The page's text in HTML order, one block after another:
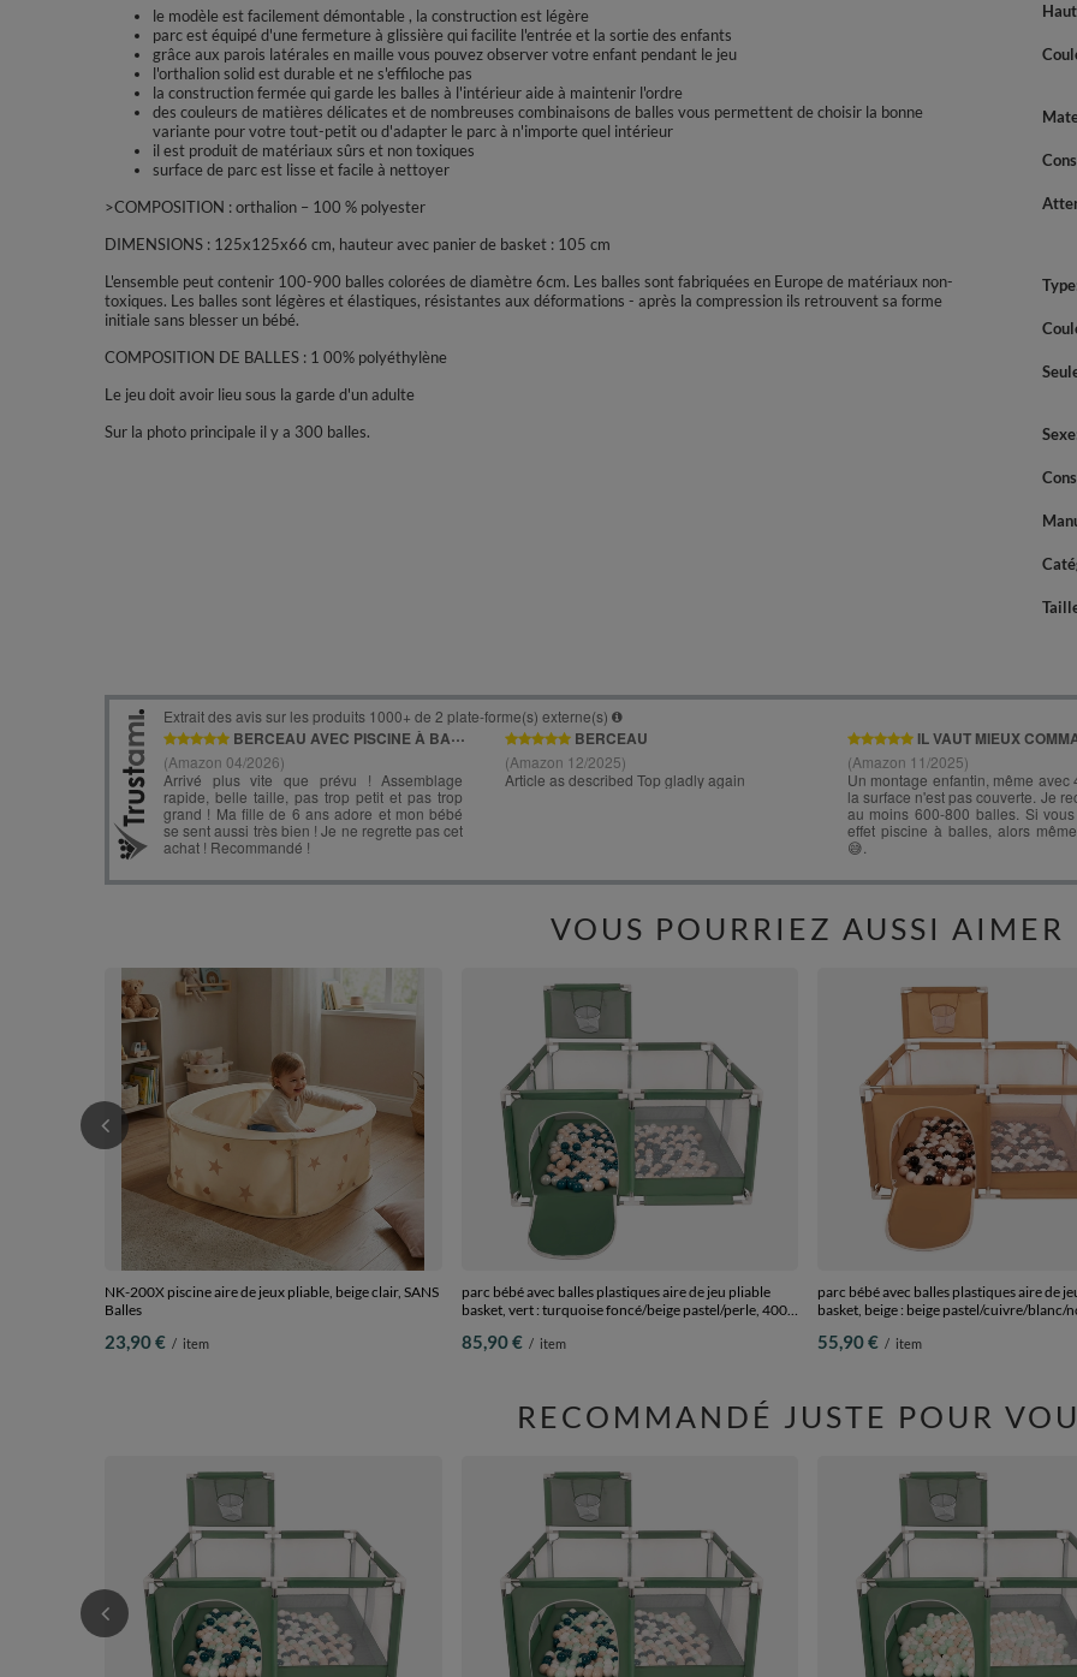
le modèle est facilement démontable , la construction est légère
parc est équipé d'une fermeture à glissière qui facilite l'entrée et la sortie des enfants
grâce aux parois latérales en maille vous pouvez observer votre enfant pendant le jeu
l'orthalion solid est durable et ne s'effiloche pas
la construction fermée qui garde les balles à l'intérieur aide à maintenir l'ordre
des couleurs de matières délicates et de nombreuses combinaisons de balles vous permettent de choisir la bonne
variante pour votre tout-petit ou d'adapter le parc à n'importe quel intérieur
il est produit de matériaux sûrs et non toxiques
surface de parc est lisse et facile à nettoyer
>COMPOSITION : orthalion – 100 % polyester
DIMENSIONS : 125x125x66 cm, hauteur avec panier de basket : 105 cm
L'ensemble peut contenir 100-900 balles colorées de diamètre 6cm. Les balles sont fabriquées en Europe de matériaux non-
toxiques. Les balles sont légères et élastiques, résistantes aux déformations - après la compression ils retrouvent sa forme
initiale sans blesser un bébé.
COMPOSITION DE BALLES : 1 00% polyéthylène
Le jeu doit avoir lieu sous la garde d'un adulte
Sur la photo principale il y a 300 balles.
Type
Sexe
VOUS POURRIEZ AUSSI AIMER
NK-200X piscine aire de jeux pliable, beige clair, SANS
Balles
23,90 € / item
parc bébé avec balles plastiques aire de jeu pliable
basket, vert : turquoise foncé/beige pastel/perle, 400
85,90 € / item
parc bébé avec balles plastiques aire de
basket, beige : beige pastel/cuivre/blanc/
55,90 € / item
RECOMMANDÉ JUSTE POUR